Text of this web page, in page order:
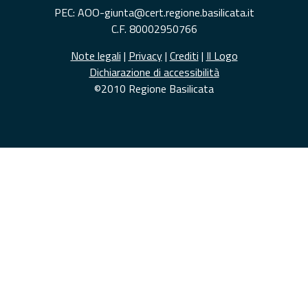
PEC: AOO-giunta@cert.regione.basilicata.it
C.F. 80002950766
Note legali | Privacy| Crediti | Il Logo
Dichiarazione di accessibilità
©2010 Regione Basilicata